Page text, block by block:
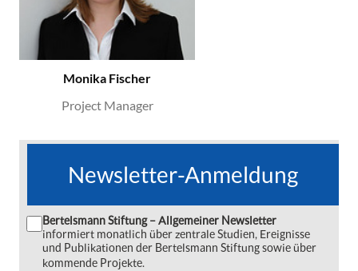
Monika Fischer
Project Manager
Newsletter-Anmeldung
Bertelsmann Stiftung – Allgemeiner Newsletter
informiert monatlich über zentrale Studien, Ereignisse
und Publikationen der Bertelsmann Stiftung sowie über
kommende Projekte.